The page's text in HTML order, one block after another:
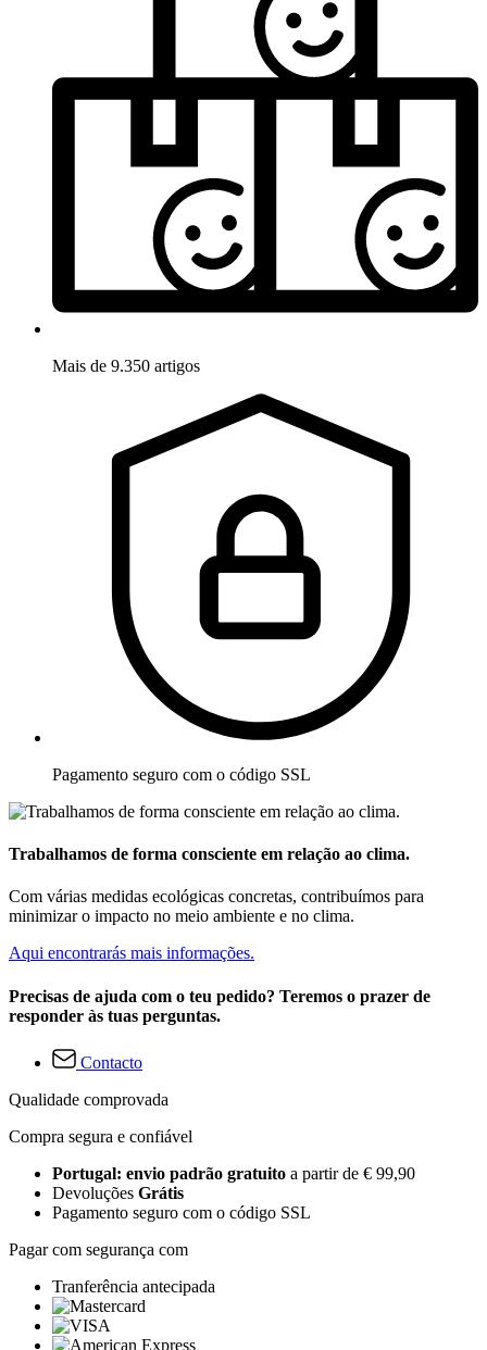
Mais de 9.350 artigos
Pagamento seguro com o código SSL
Trabalhamos de forma consciente em relação ao clima.
Com várias medidas ecológicas concretas, contribuímos para
minimizar o impacto no meio ambiente e no clima.
Aqui encontrarás mais informações.
Precisas de ajuda com o teu pedido? Teremos o prazer de
responder às tuas perguntas.
Contacto
Qualidade comprovada
Compra segura e confiável
Portugal: envio padrão gratuito a partir de € 99,90
Devoluções Grátis
Pagamento seguro com o código SSL
Pagar com segurança com
Tranferência antecipada